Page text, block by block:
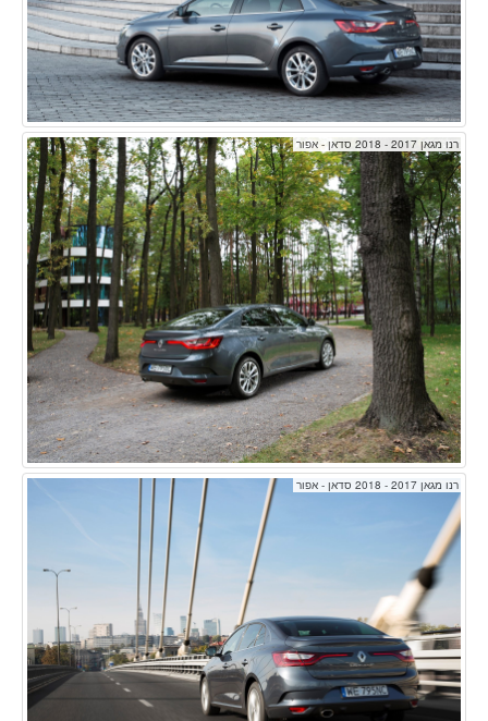
רנו מגאן 2017 - 2018 סדאן - אפור
רנו מגאן 2017 - 2018 סדאן - אפור